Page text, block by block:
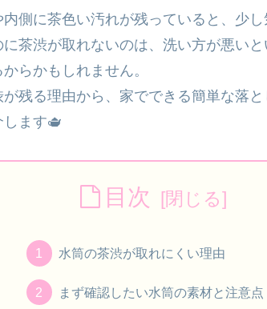
側に茶色い汚れが残っていると、少し
茶渋が取れないのは、洗い方が悪い
らかもしれません。
残る理由から、家でできる簡単な落
ます🫖
目次
水筒の茶渋が取れにくい理由
まず確認したい水筒の素材と注意点